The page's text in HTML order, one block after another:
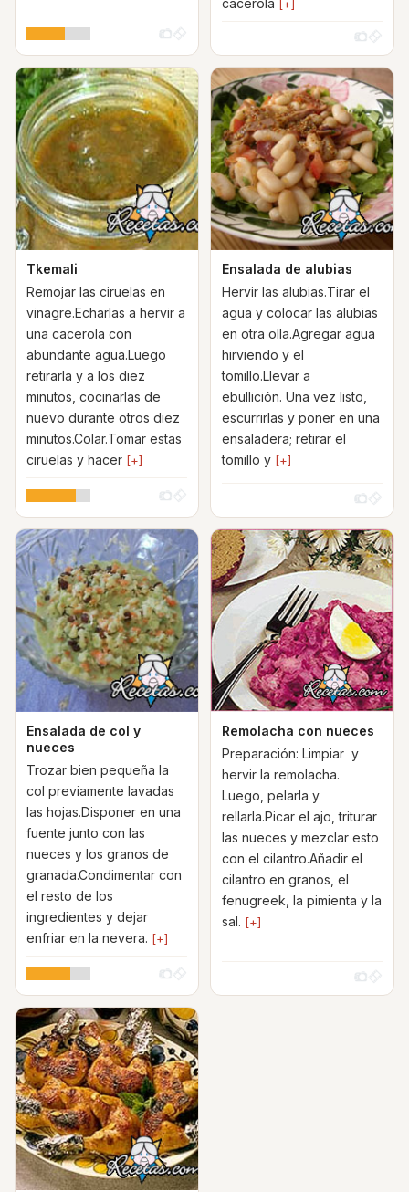
cacerola [+]
Tkemali
Remojar las ciruelas en
vinagre.Echarlas a hervir a
una cacerola con
abundante agua.Luego
retirarla y a los diez
minutos, cocinarlas de
nuevo durante otros diez
minutos.Colar.Tomar estas
ciruelas y hacer [+]
Ensalada de alubias
Hervir las alubias.Tirar el
agua y colocar las alubias
en otra olla.Agregar agua
hirviendo y el
tomillo.Llevar a
ebullición. Una vez listo,
escurrirlas y poner en una
ensaladera; retirar el
tomillo y [+]
Ensalada de col y
nueces
Trozar bien pequeña la
col previamente lavadas
las hojas.Disponer en una
fuente junto con las
nueces y los granos de
granada.Condimentar con
el resto de los
ingredientes y dejar
enfriar en la nevera. [+]
Remolacha con nueces
Preparación: Limpiar y
hervir la remolacha.
Luego, pelarla y
rellarla.Picar el ajo, triturar
las nueces y mezclar esto
con el cilantro.Añadir el
cilantro en granos, el
fenugreek, la pimienta y la
sal. [+]